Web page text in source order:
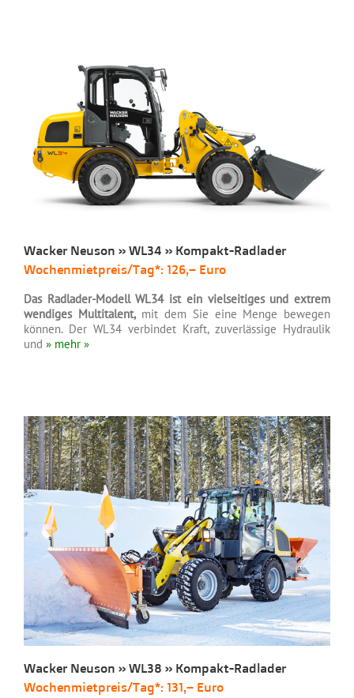
Wacker Neuson » WL34 » Kompakt-Radlader
Wochenmietpreis/Tag*: 126,– Euro
Das Radlader-Modell WL34 ist ein vielseitiges und extrem
wendiges Multitalent,mit dem Sie eine Menge bewegen
können. Der WL34 verbindet Kraft, zuverlässige Hydraulik
und » mehr »
Wacker Neuson » WL38 » Kompakt-Radlader
Wochenmietpreis/Tag*: 131,– Euro